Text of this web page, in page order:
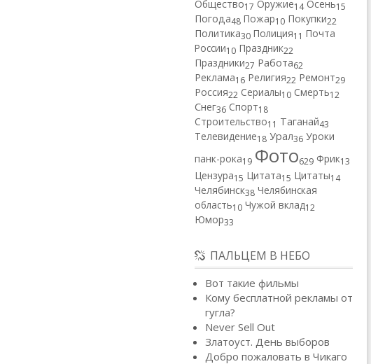
Общество17 Оружие14 Осень15
Погода48 Пожар10 Покупки22
Политика30 Полиция11 Почта
России10 Праздник22
Праздники27 Работа62
Реклама16 Религия22 Ремонт29
Россия22 Сериалы10 Смерть12
Снег36 Спорт18
Строительство11 Таганай43
Телевидение18 Урал36 Уроки
панк-рока19 Фото629 Фрик13
Цензура15 Цитата15 Цитаты14
Челябинск38 Челябинская
область10 Чужой вклад12
Юмор33
ПАЛЬЦЕМ В НЕБО
Вот такие фильмы
Кому бесплатной рекламы от
гугла?
Never Sell Out
Златоуст. День выборов
Добро пожаловать в Чикаго